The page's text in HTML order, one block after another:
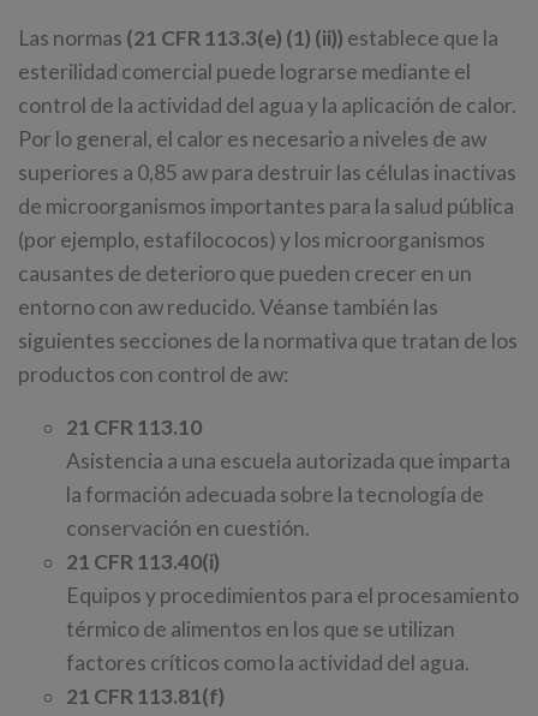
Las normas (21 CFR 113.3(e) (1) (ii)) establece que la
esterilidad comercial puede lograrse mediante el
control de la actividad del agua y la aplicación de calor.
Por lo general, el calor es necesario a niveles de aw
superiores a 0,85 aw para destruir las células inactivas
de microorganismos importantes para la salud pública
(por ejemplo, estafilococos) y los microorganismos
causantes de deterioro que pueden crecer en un
entorno con aw reducido. Véanse también las
siguientes secciones de la normativa que tratan de los
productos con control de aw:
21 CFR 113.10
Asistencia a una escuela autorizada que imparta
la formación adecuada sobre la tecnología de
conservación en cuestión.
21 CFR 113.40(i)
Equipos y procedimientos para el procesamiento
térmico de alimentos en los que se utilizan
factores críticos como la actividad del agua.
21 CFR 113.81(f)